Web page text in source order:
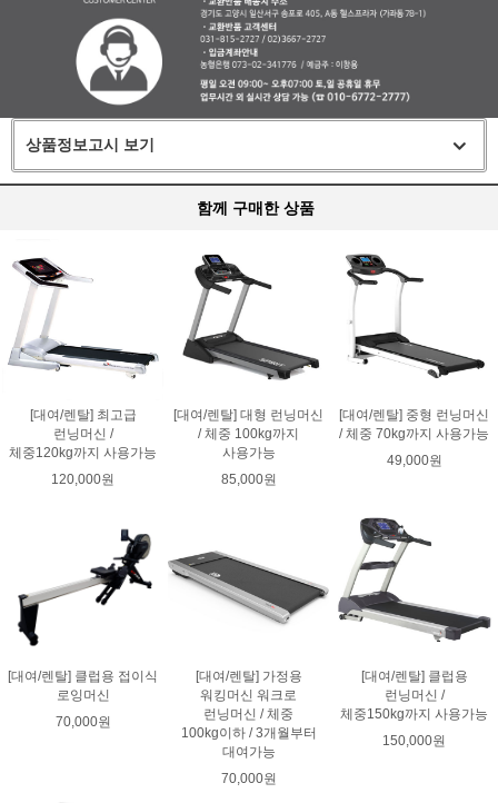
상품정보고시 보기
함께 구매한 상품
[대여/렌탈] 최고급
런닝머신 /
체중120kg까지 사용가능
120,000원
[대여/렌탈] 대형 런닝머신
/ 체중 100kg까지
사용가능
85,000원
[대여/렌탈] 중형 런닝머신
/ 체중 70kg까지 사용가능
49,000원
[대여/렌탈] 클럽용 접이식
로잉머신
70,000원
[대여/렌탈] 가정용
워킹머신 워크로
런닝머신 / 체중
100kg이하 / 3개월부터
대여가능
70,000원
[대여/렌탈] 클럽용
런닝머신 /
체중150kg까지 사용가능
150,000원